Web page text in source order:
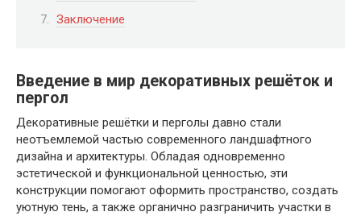
Заключение
Введение в мир декоративных решёток и
пергол
Декоративные решётки и перголы давно стали
неотъемлемой частью современного ландшафтного
дизайна и архитектуры. Обладая одновременно
эстетической и функциональной ценностью, эти
конструкции помогают оформить пространство, создать
уютную тень, а также органично разграничить участки в